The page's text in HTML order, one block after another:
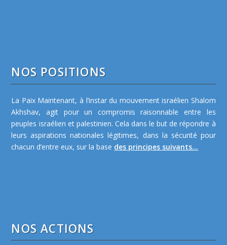
NOS POSITIONS
La Paix Maintenant, à l’instar du mouvement israélien Shalom
Akhshav, agit pour un compromis raisonnable entre les
peuples israélien et palestinien. Cela dans le but de répondre à
leurs aspirations nationales légitimes, dans la sécurité pour
chacun d’entre eux, sur la base des principes suivants...
NOS ACTIONS